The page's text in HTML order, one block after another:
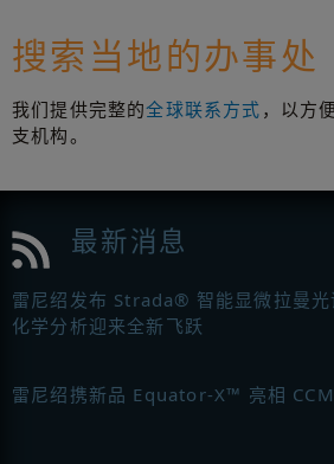
搜索当地的办事处
我们提供完整的全球联系方式 ，以方
支机构。
最新消息
雷尼绍发布 Strada® 智能显微拉曼
化学分析迎来全新飞跃
雷尼绍携新品 Equator-X™ 亮相